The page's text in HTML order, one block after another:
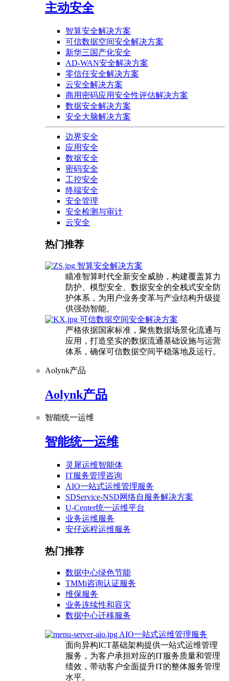
主动安全
智算安全解决方案
可信数据空间安全解决方案
新华三国产化安全
AD-WAN安全解决方案
零信任安全解决方案
云安全解决方案
商用密码应用安全性评估解决方案
数据安全解决方案
安全大脑解决方案
边界安全
应用安全
数据安全
密码安全
工控安全
终端安全
安全管理
安全检测与审计
云安全
热门推荐
智算安全解决方案
瞄准智算时代全新安全威胁，构建覆盖算力
防护、模型安全、数据安全的全栈式安全防
护体系，为用户业务变革与产业结构升级提
供强劲智能。
可信数据空间安全解决方案
严格依据国家标准，聚焦数据场景化流通与
应用，打造坚实的数据流通基础设施与运营
体系，确保可信数据空间平稳落地及运行。
Aolynk产品
Aolynk产品
智能统一运维
智能统一运维
灵犀运维智能体
IT服务管理咨询
AIO一站式运维管理服务
SDService-NSD网络自服务解决方案
U-Center统一运维平台
业务运维服务
安仔远程运维服务
热门推荐
数据中心绿色节能
TMMi咨询认证服务
维保服务
业务连续性和容灾
数据中心迁移服务
AIO一站式运维管理服务
面向异构ICT基础架构提供一站式运维管理
服务，为客户承担对应的IT服务质量和管理
绩效，带动客户全面提升IT的整体服务管理
水平。